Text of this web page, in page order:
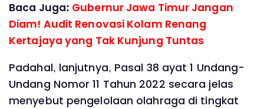
Baca Juga: Gubernur Jawa Timur Jangan
Diam! Audit Renovasi Kolam Renang
Kertajaya yang Tak Kunjung Tuntas
Padahal, lanjutnya, Pasal 38 ayat 1 Undang-
Undang Nomor 11 Tahun 2022 secara jelas
menyebut pengelolaan olahraga di tingkat